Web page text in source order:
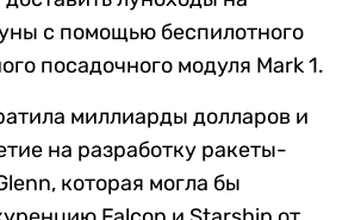
с помощью беспилотного
посадочного модуля Mark 1.
миллиарды долларов и
на разработку ракеты-
которая могла бы